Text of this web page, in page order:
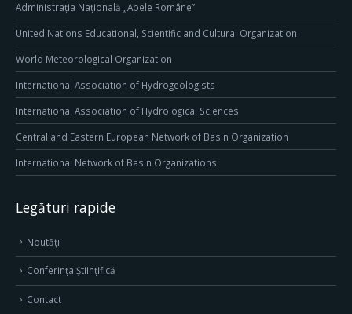
Administrația Națională „Apele Române”
United Nations Educational, Scientific and Cultural Organization
World Meteorological Organization
International Association of Hydrogeologists
International Association of Hydrological Sciences
Central and Eastern European Network of Basin Organization
International Network of Basin Organizations
Legături rapide
Noutăți
Conferința Științifică
Contact